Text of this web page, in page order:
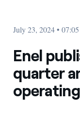
July 23, 2024 •
Enel
quarter